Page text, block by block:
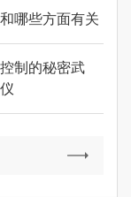
哪些方面有关
制的秘密武